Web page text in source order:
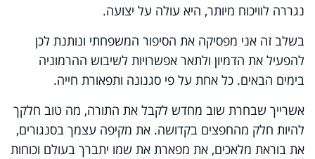
נגררה לוויכוח מיותר, היא עולה על יצועה.
בשלב זה אני מפסיקה את הסיפור המשפחתי ונותנת לכן
להפעיל את הדמיון ולתאר אפשרויות לשיבוש ההרמוניה
בימים הבאים. כל אחת על פי סגנונה ותפאורת חייה.
אשרייך שבחרת שוב מחדש לקבל את התורה, מה טוב חלקך
להיות חלק מהחפצים בקדושה. את מקיפה עצמך בסנגורים,
את בוראת מלאכים, את מפארת את שמו יתברך בעולם וכוחות